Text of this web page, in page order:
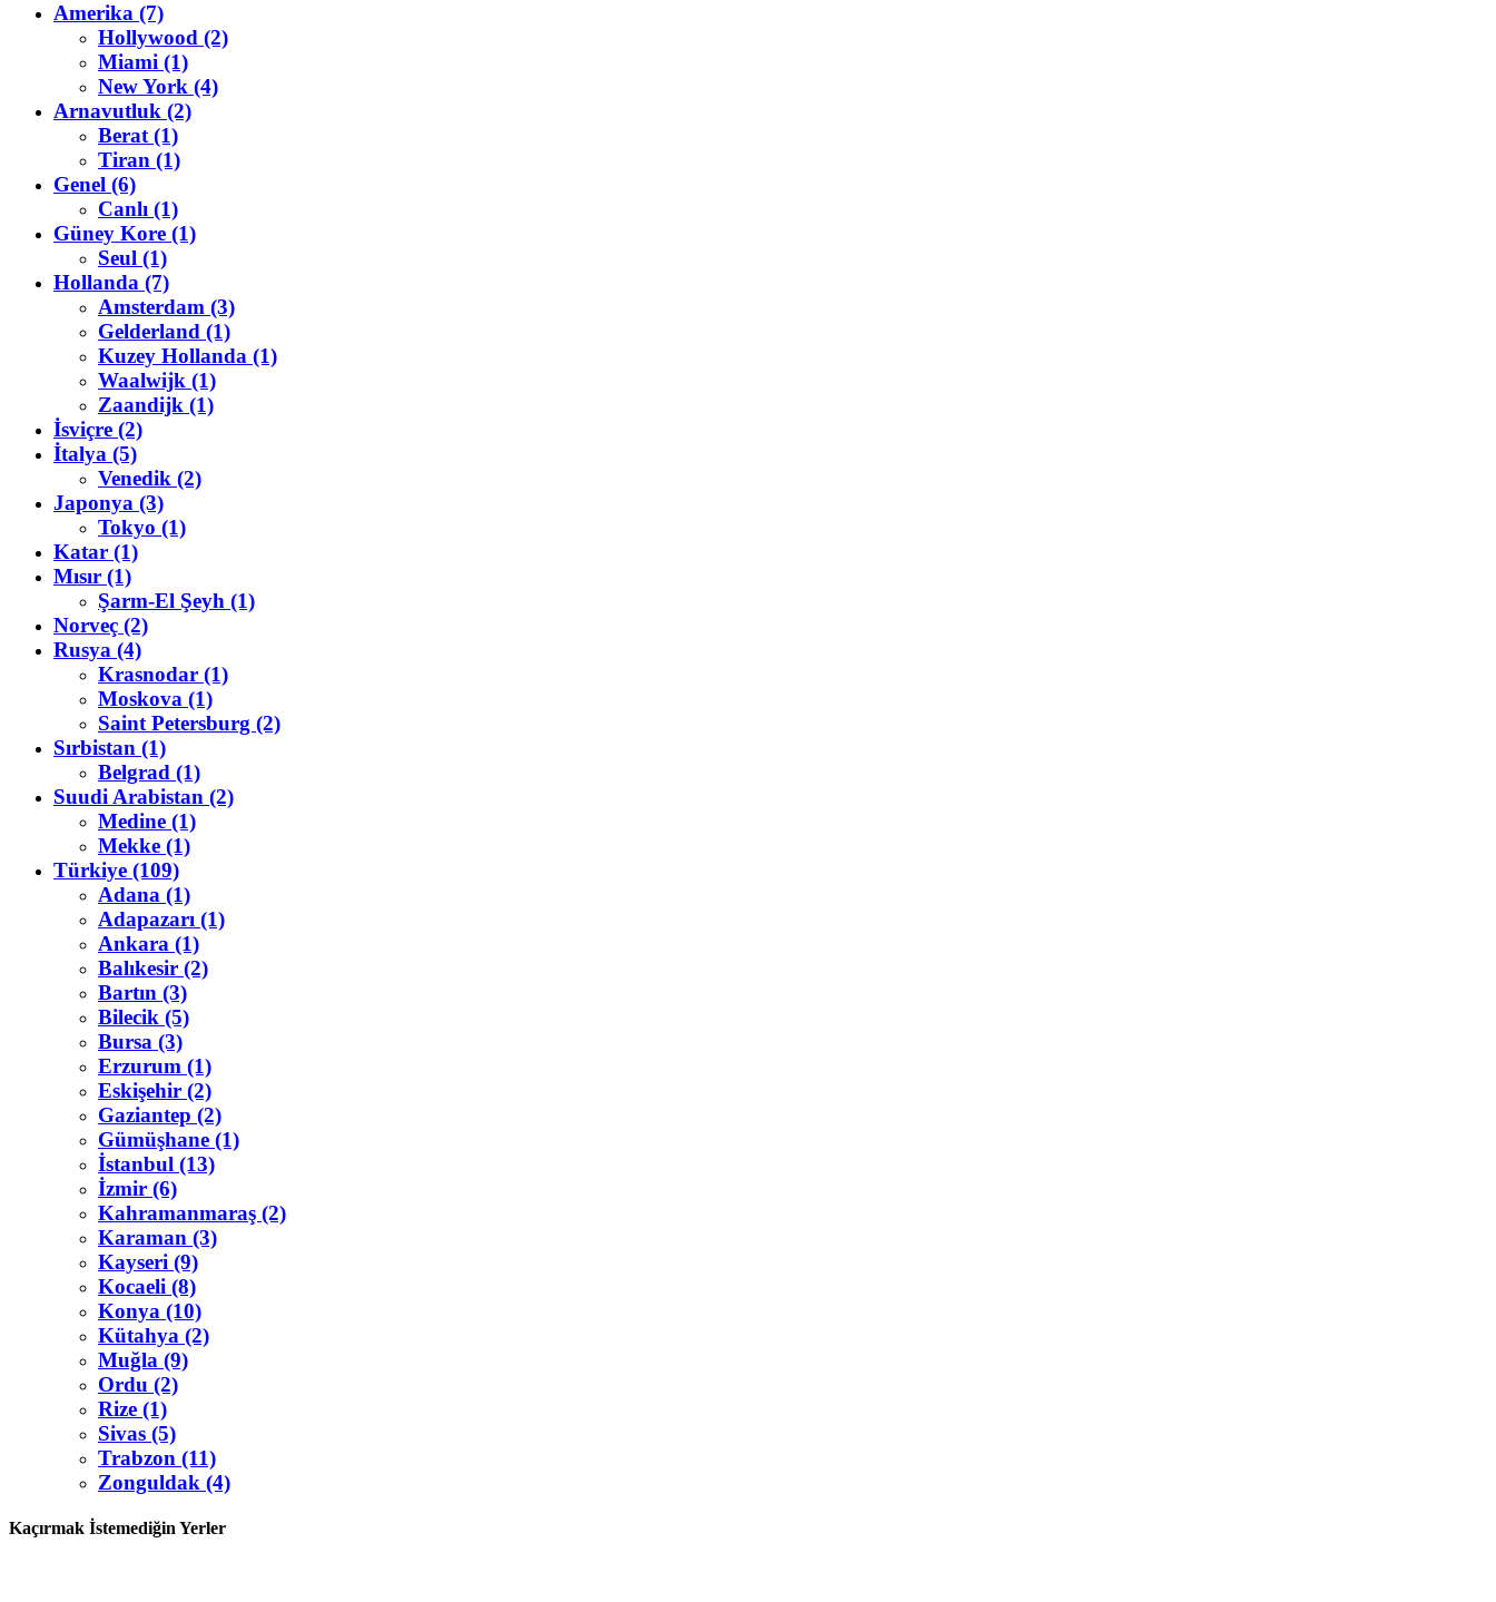
Amerika (7)
Hollywood (2)
Miami (1)
New York (4)
Arnavutluk (2)
Berat (1)
Tiran (1)
Genel (6)
Canlı (1)
Güney Kore (1)
Seul (1)
Hollanda (7)
Amsterdam (3)
Gelderland (1)
Kuzey Hollanda (1)
Waalwijk (1)
Zaandijk (1)
İsviçre (2)
İtalya (5)
Venedik (2)
Japonya (3)
Tokyo (1)
Katar (1)
Mısır (1)
Şarm-El Şeyh (1)
Norveç (2)
Rusya (4)
Krasnodar (1)
Moskova (1)
Saint Petersburg (2)
Sırbistan (1)
Belgrad (1)
Suudi Arabistan (2)
Medine (1)
Mekke (1)
Türkiye (109)
Adana (1)
Adapazarı (1)
Ankara (1)
Balıkesir (2)
Bartın (3)
Bilecik (5)
Bursa (3)
Erzurum (1)
Eskişehir (2)
Gaziantep (2)
Gümüşhane (1)
İstanbul (13)
İzmir (6)
Kahramanmaraş (2)
Karaman (3)
Kayseri (9)
Kocaeli (8)
Konya (10)
Kütahya (2)
Muğla (9)
Ordu (2)
Rize (1)
Sivas (5)
Trabzon (11)
Zonguldak (4)
Kaçırmak İstemediğin Yerler